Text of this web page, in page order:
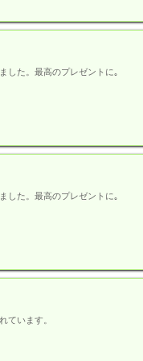
した。最高のプレゼントに｡
した。最高のプレゼントに｡
ています。